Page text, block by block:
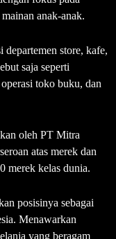
anak-anak.
store, kafe,
saja seperti
toko buku, dan
oleh PT Mitra
atas merek dan
merek kelas dunia.
posisinya sebagai
Menawarkan
yang beragam